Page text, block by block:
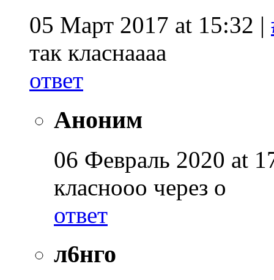
05 Март 2017 at 15:32 |
так класнаааа
ответ
Аноним
06 Февраль 2020 at
класнооо через о
ответ
л6нго